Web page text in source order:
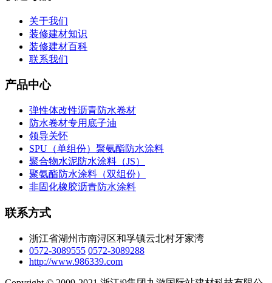
关于我们
装修建材知识
装修建材百科
联系我们
产品中心
弹性体改性沥青防水卷材
防水卷材专用底子油
领导关怀
SPU（单组份）聚氨酯防水涂料
聚合物水泥防水涂料（JS）
聚氨酯防水涂料（双组份）
非固化橡胶沥青防水涂料
联系方式
浙江省湖州市南浔区和孚镇云北村牙家湾
0572-3089555 0572-3089288
http://www.986339.com